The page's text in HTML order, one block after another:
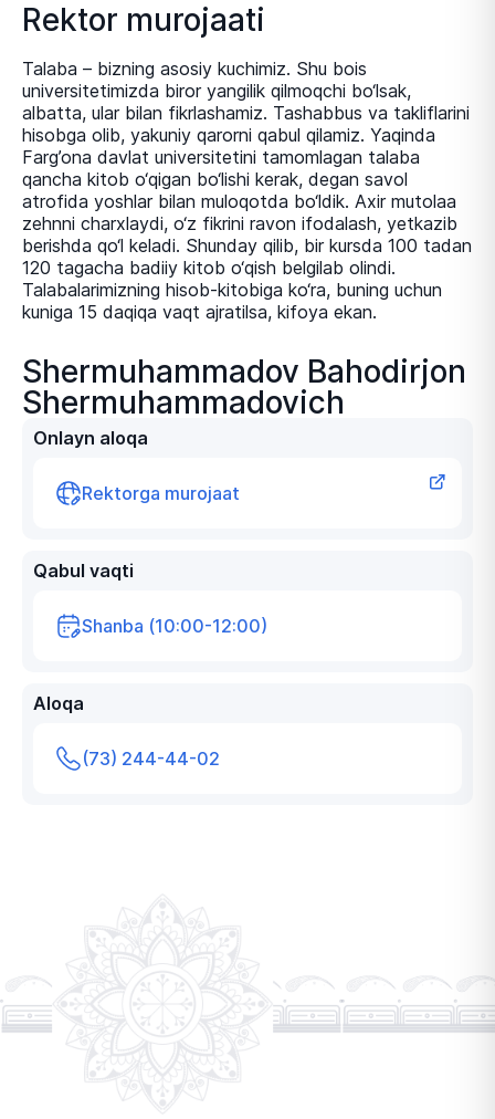
Rektor murojaati
Talaba – bizning asosiy kuchimiz. Shu bois
universitetimizda biror yangilik qilmoqchi bо‘lsak,
albatta, ular bilan fikrlashamiz. Tashabbus va takliflarini
hisobga olib, yakuniy qarorni qabul qilamiz. Yaqinda
Farg’ona davlat universitetini tamomlagan talaba
qancha kitob о‘qigan bо‘lishi kerak, degan savol
atrofida yoshlar bilan muloqotda bо‘ldik. Axir mutolaa
zehnni charxlaydi, о‘z fikrini ravon ifodalash, yetkazib
berishda qо‘l keladi. Shunday qilib, bir kursda 100 tadan
120 tagacha badiiy kitob о‘qish belgilab olindi.
Talabalarimizning hisob-kitobiga kо‘ra, buning uchun
kuniga 15 daqiqa vaqt ajratilsa, kifoya ekan.
Shermuhammadov Bahodirjon
Shermuhammadovich
Onlayn aloqa
Rektorga murojaat
Qabul vaqti
Shanba (10:00-12:00)
Aloqa
(73) 244-44-02